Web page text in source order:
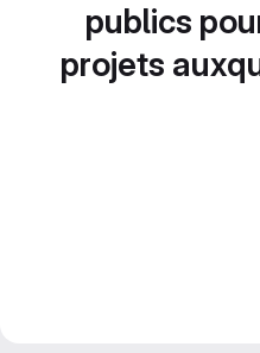
publics
projets